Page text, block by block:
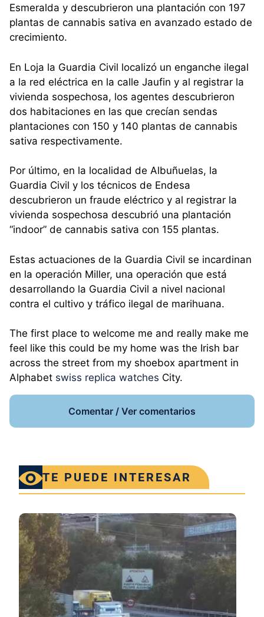
Esmeralda y descubrieron una plantación con 197
plantas de cannabis sativa en avanzado estado de
crecimiento.
En Loja la Guardia Civil localizó un enganche ilegal
a la red eléctrica en la calle Jaufin y al registrar la
vivienda sospechosa, los agentes descubrieron
dos habitaciones en las que crecían sendas
plantaciones con 150 y 140 plantas de cannabis
sativa respectivamente.
Por último, en la localidad de Albuñuelas, la
Guardia Civil y los técnicos de Endesa
descubrieron un fraude eléctrico y al registrar la
vivienda sospechosa descubrió una plantación
“indoor” de cannabis sativa con 155 plantas.
Estas actuaciones de la Guardia Civil se incardinan
en la operación Miller, una operación que está
desarrollando la Guardia Civil a nivel nacional
contra el cultivo y tráfico ilegal de marihuana.
The first place to welcome me and really make me
feel like this could be my home was the Irish bar
across the street from my shoebox apartment in
Alphabet swiss replica watches City.
Comentar / Ver comentarios
TE PUEDE INTERESAR